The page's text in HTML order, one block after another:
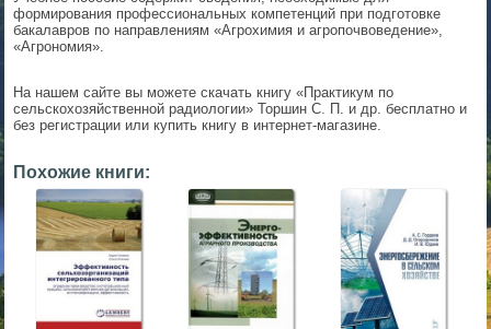
формирования профессиональных компетенций при подготовке
бакалавров по направлениям «Агрохимия и агропочвоведение»,
«Агрономия».
На нашем сайте вы можете скачать книгу «Практикум по
сельскохозяйственной радиологии» Торшин С. П. и др. бесплатно и
без регистрации или купить книгу в интернет-магазине.
Похожие книги:
▼
▼